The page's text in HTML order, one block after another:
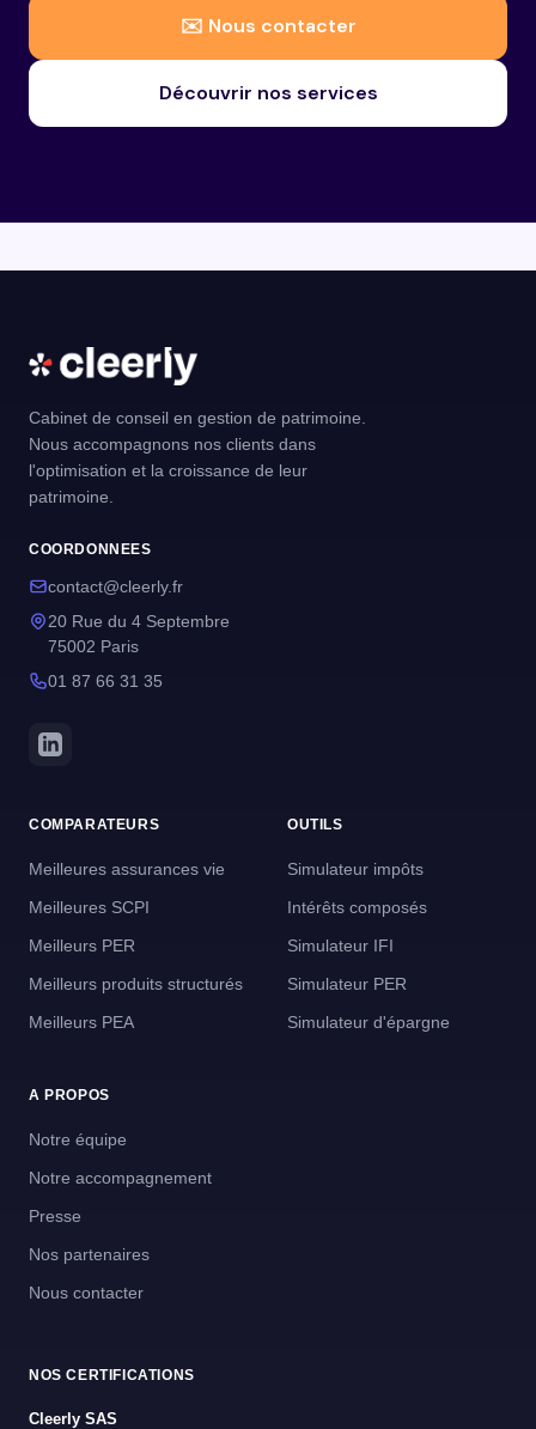
✉️ Nous contacter
Découvrir nos services
Cabinet de conseil en gestion de patrimoine.
Nous accompagnons nos clients dans
l'optimisation et la croissance de leur
patrimoine.
COORDONNEES
contact@cleerly.fr
20 Rue du 4 Septembre
75002 Paris
01 87 66 31 35
COMPARATEURS
Meilleures assurances vie
Meilleures SCPI
Meilleurs PER
Meilleurs produits structurés
Meilleurs PEA
OUTILS
Simulateur impôts
Intérêts composés
Simulateur IFI
Simulateur PER
Simulateur d'épargne
A PROPOS
Notre équipe
Notre accompagnement
Presse
Nos partenaires
Nous contacter
NOS CERTIFICATIONS
Cleerly SAS